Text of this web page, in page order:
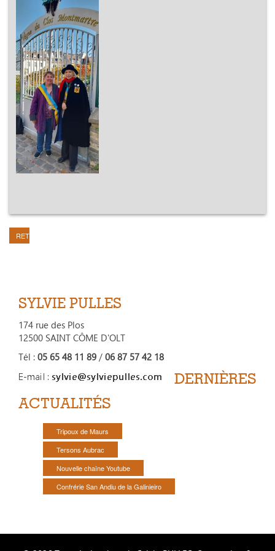
RETOUR
SYLVIE PULLES
174 rue des Plos
12500 SAINT CÔME D'OLT
Tél : 05 65 48 11 89 / 06 87 57 42 18
DERNIÈRES
ACTUALITÉS
Tripoux de Maurs
Tersons Aubrac
Nouvelle chaîne Youtube
Confrérie San Andiu de la Galinieiro